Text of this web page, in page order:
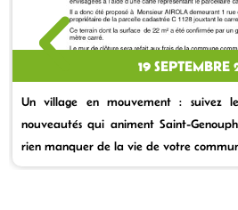
19 SEPTEMBRE
Un village en mouvement : suivez
nouveautés qui animent Saint-
rien manquer de la vie de votre